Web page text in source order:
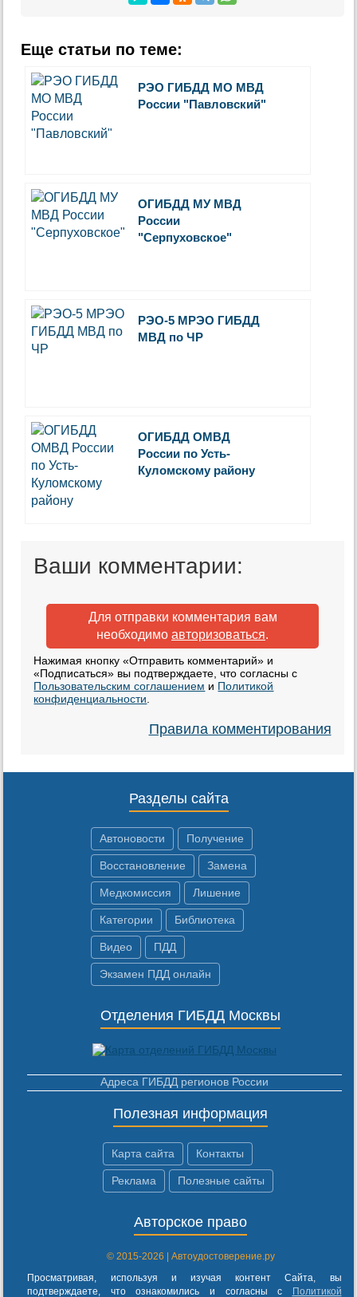
Еще статьи по теме:
РЭО ГИБДД МО МВД
России "Павловский"
ОГИБДД МУ МВД
России
"Серпуховское"
РЭО-5 МРЭО ГИБДД
МВД по ЧР
ОГИБДД ОМВД
России по Усть-
Куломскому району
Ваши комментарии:
Для отправки комментария вам
необходимо авторизоваться.
Нажимая кнопку «Отправить комментарий» и
«Подписаться» вы подтверждаете, что согласны с
Пользовательским соглашением и Политикой
конфиденциальности
Правила комментирования
Разделы сайта
Автоновости Получение
Восстановление Замена
Медкомиссия Лишение
Категории Библиотека
Видео ПДД
Экзамен ПДД онлайн
Отделения ГИБДД Москвы
Адреса ГИБДД регионов России
Полезная информация
Карта сайта Контакты
Реклама Полезные сайты
Авторское право
© 2015-2026 | Автоудостоверение.ру
Просматривая, используя и изучая контент Сайта, вы
подтверждаете, что ознакомились и согласны с
Политикой